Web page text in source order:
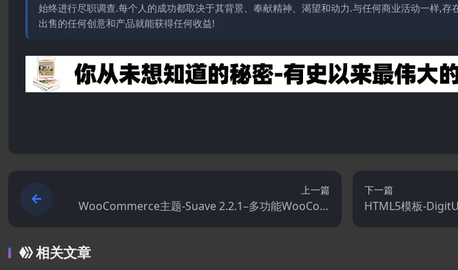
始终进行尽职调查.每个人的成功都取决于其背景、奉献精神、渴望和动力.与任何商业活动一样,
出售的任何创意和产品就能获得任何收益!
上一篇
WooCommerce主题-Suave 2.2.1–多功能WooCom
merce主题
下一篇
HTML5模板-
板
相关文章